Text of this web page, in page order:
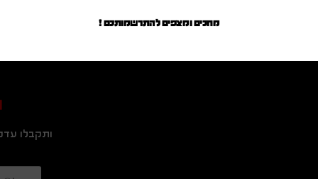
ותקבלו
מחכים ומצפים להתרשמותכם !